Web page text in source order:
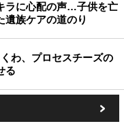
ラに心配の声…子供を亡
遺族ケアの道のり
わ、プロセスチーズの
る